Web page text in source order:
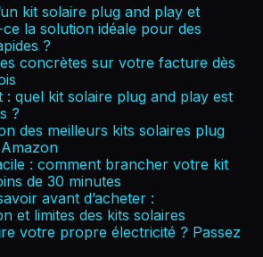
kit solaire plug and play et
la solution idéale pour des
?
concrètes sur votre facture dès
: quel kit solaire plug and play est
?
des meilleurs kits solaires plug
: comment brancher votre kit
de 30 minutes
avant d’acheter :
et limites des kits solaires
votre propre électricité ? Passez